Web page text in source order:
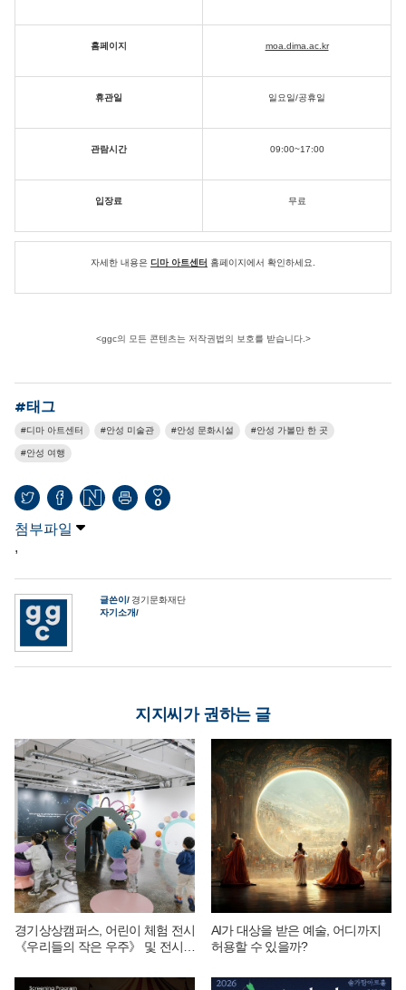
홈페이지 moa.dima.ac.kr
휴관일 일요일/공휴일
관람시간 09:00~17:00
입장료 무료
자세한 내용은 디마 아트센터 홈페이지에서 확인하세요.
<ggc의 모든 콘텐츠는 저작권법의 보호를 받습니다.>
#태그
디마 아트센터 안성 미술관 안성 문화시설 안성 가볼만 한 곳
안성 여행
0
첨부파일
,
글쓴이
경기문화재단
자기소개
지지씨가 권하는 글
경기상상캠퍼스, 어린이 체험 전시
《우리들의 작은 우주》 및 전시
AI가 대상을 받은 예술, 어디까지
허용할 수 있을까?